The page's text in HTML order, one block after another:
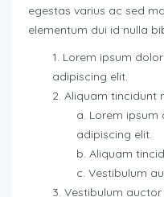
egestas varius ac sed
elementum dui id nulla
Lorem ipsum
adipiscing elit.
Aliquam tincidunt
Lorem ipsum
adipiscing elit.
Aliquam
Vestibulum
Vestibulum